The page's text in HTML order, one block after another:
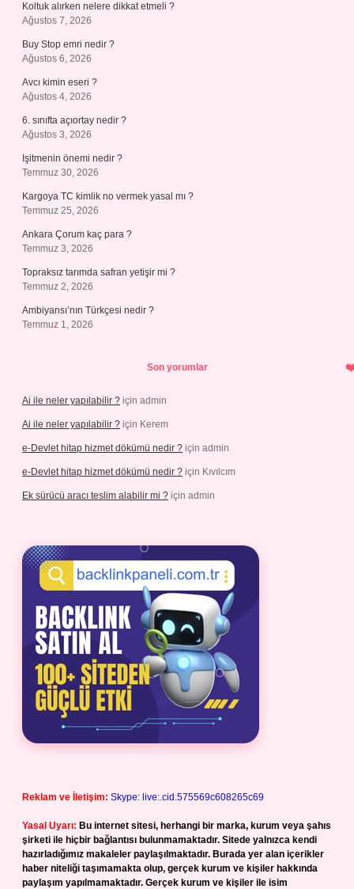
Koltuk alırken nelere dikkat etmeli ?
Ağustos 7, 2026
Buy Stop emri nedir ?
Ağustos 6, 2026
Avcı kimin eseri ?
Ağustos 4, 2026
6. sınıfta açıortay nedir ?
Ağustos 3, 2026
Işitmenin önemi nedir ?
Temmuz 30, 2026
Kargoya TC kimlik no vermek yasal mı ?
Temmuz 25, 2026
Ankara Çorum kaç para ?
Temmuz 3, 2026
Topraksız tarımda safran yetişir mi ?
Temmuz 2, 2026
Ambiyansı’nın Türkçesi nedir ?
Temmuz 1, 2026
Son yorumlar
Ai ile neler yapılabilir ? için admin
Ai ile neler yapılabilir ? için Kerem
e-Devlet hitap hizmet dökümü nedir ? için admin
e-Devlet hitap hizmet dökümü nedir ? için Kıvılcım
Ek sürücü aracı teslim alabilir mi ? için admin
Reklam ve İletişim: Skype: live:.cid.575569c608265c69
Yasal Uyarı: Bu internet sitesi, herhangi bir marka, kurum veya şahıs
şirketi ile hiçbir bağlantısı bulunmamaktadır. Sitede yalnızca kendi
hazırladığımız makaleler paylaşılmaktadır. Burada yer alan içerikler
haber niteliği taşımamakta olup, gerçek kurum ve kişiler hakkında
paylaşım yapılmamaktadır. Gerçek kurum ve kişiler ile isim